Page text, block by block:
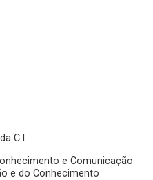
C.I.
e Comunicação
e do Conhecimento